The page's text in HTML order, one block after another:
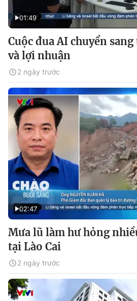
01:49
Cuộc đua AI chuyển
và lợi nhuận
2 ngày trước
02:47
Mưa lũ làm hư hỏng
tại Lào Cai
2 ngày trước